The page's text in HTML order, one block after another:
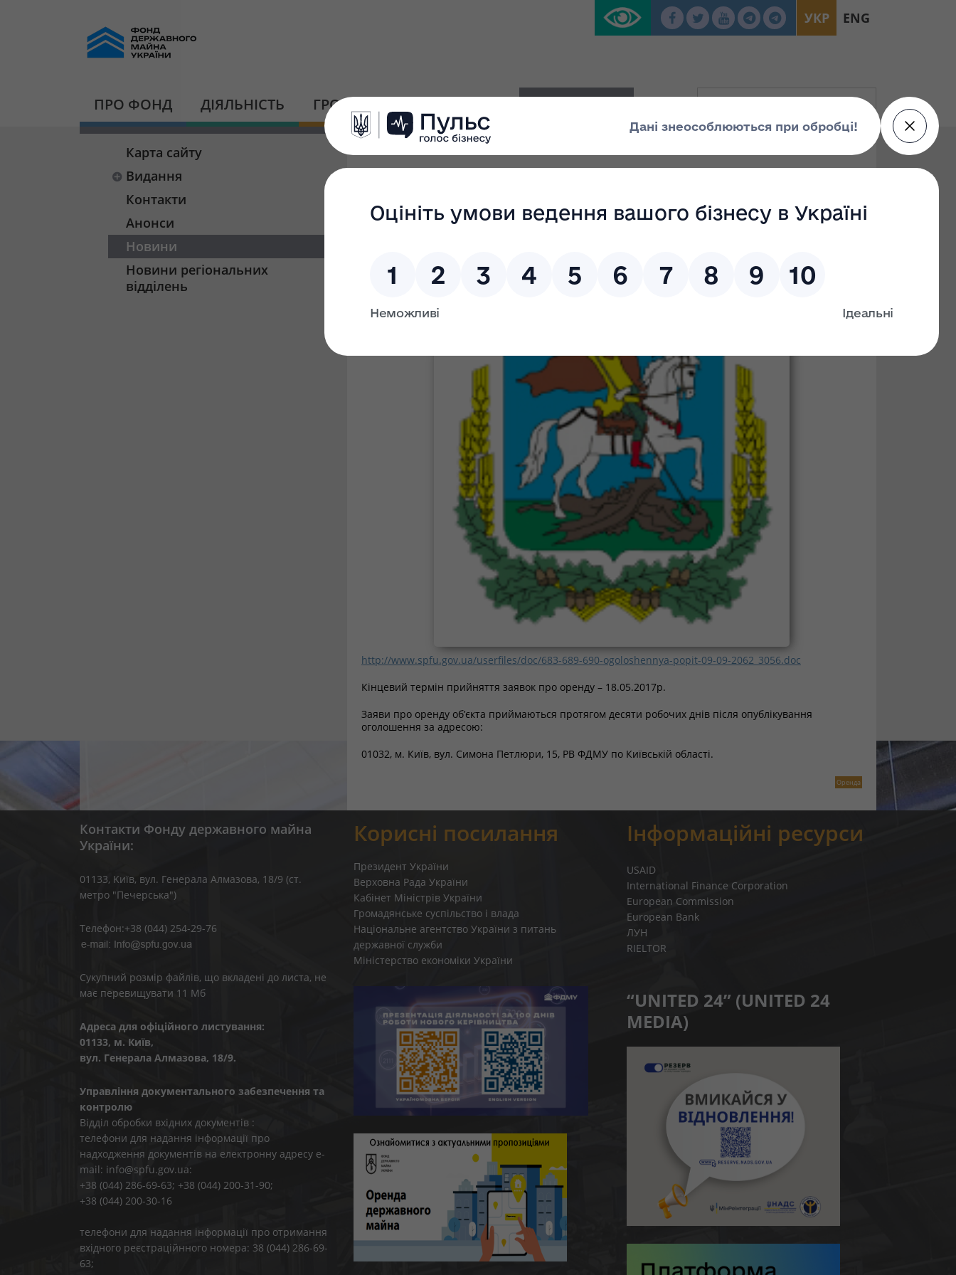
УКР ENG
ПРО ФОНД ДІЯЛЬНІСТЬ ГРОМАДСЬКА ПЛАТФОРМА
Карта сайту
Видання
Контакти
Анонси
Новини
Новини регіональних
відділень
http://www.spfu.gov.ua/userfiles/doc/683-689-690-ogoloshennya-popit-09-09-2062_3056.doc
Кінцевий термін прийняття заявок про оренду – 18.05.2017р.
Заяви про оренду об’єкта приймаються протягом десяти робочих днів після опублікування
оголошення за адресою:
01032, м. Київ, вул. Симона Петлюри, 15, РВ ФДМУ по Київській області.
Оренда
Контакти Фонду державного майна
України:
01133, Kиїв, вул. Генерала Алмазова, 18/9 (ст.
метро "Печерська")
Телефон:+38 (044) 254-29-76
Сукупний розмір файлів, що вкладені до листа, не
має перевищувати 11 Мб
Адреса для офіційного листування:
01133, м. Київ,
вул. Генерала Алмазова, 18/9.
Управління документального забезпечення та
контролю
Відділ обробки вхідних документів :
телефони для надання інформації про
надходження документів на електронну адресу e-
mail: info@spfu.gov.ua:
+38 (044) 286-69-63; +38 (044) 200-31-90;
+38 (044) 200-30-16
телефони для надання інформації про отримання
вхідного реєстраційнного номера: 38 (044) 286-69-
63;
Корисні посилання
Президент України
Верховна Рада України
Кабінет Міністрів України
Громадянське суспільство і влада
Національне агентство України з питань
державної служби
Міністерство економіки України
Інформаційні ресурси
USAID
International Finance Corporation
European Commission
European Bank
ЛУН
RIELTOR
“UNITED 24” (UNITED 24
MEDIA)